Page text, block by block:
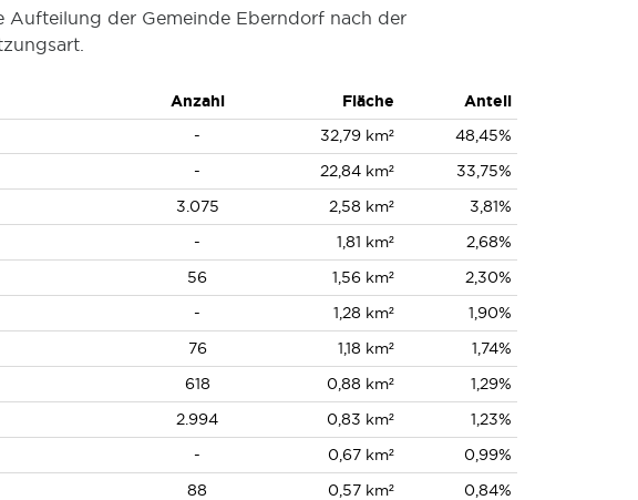
Aufteilung der Gemeinde Eberndorf nach der
Anzahl Fläche
Anteil
- 32,79 km²
48,45%
- 22,84 km²
33,75%
3.075 2,58 km²
3,81%
- 1,81 km²
2,68%
56 1,56 km²
2,30%
- 1,28 km²
1,90%
76 1,18 km²
1,74%
618 0,88 km²
1,29%
2.994 0,83 km²
1,23%
- 0,67 km²
0,99%
88 0,57 km²
0,84%